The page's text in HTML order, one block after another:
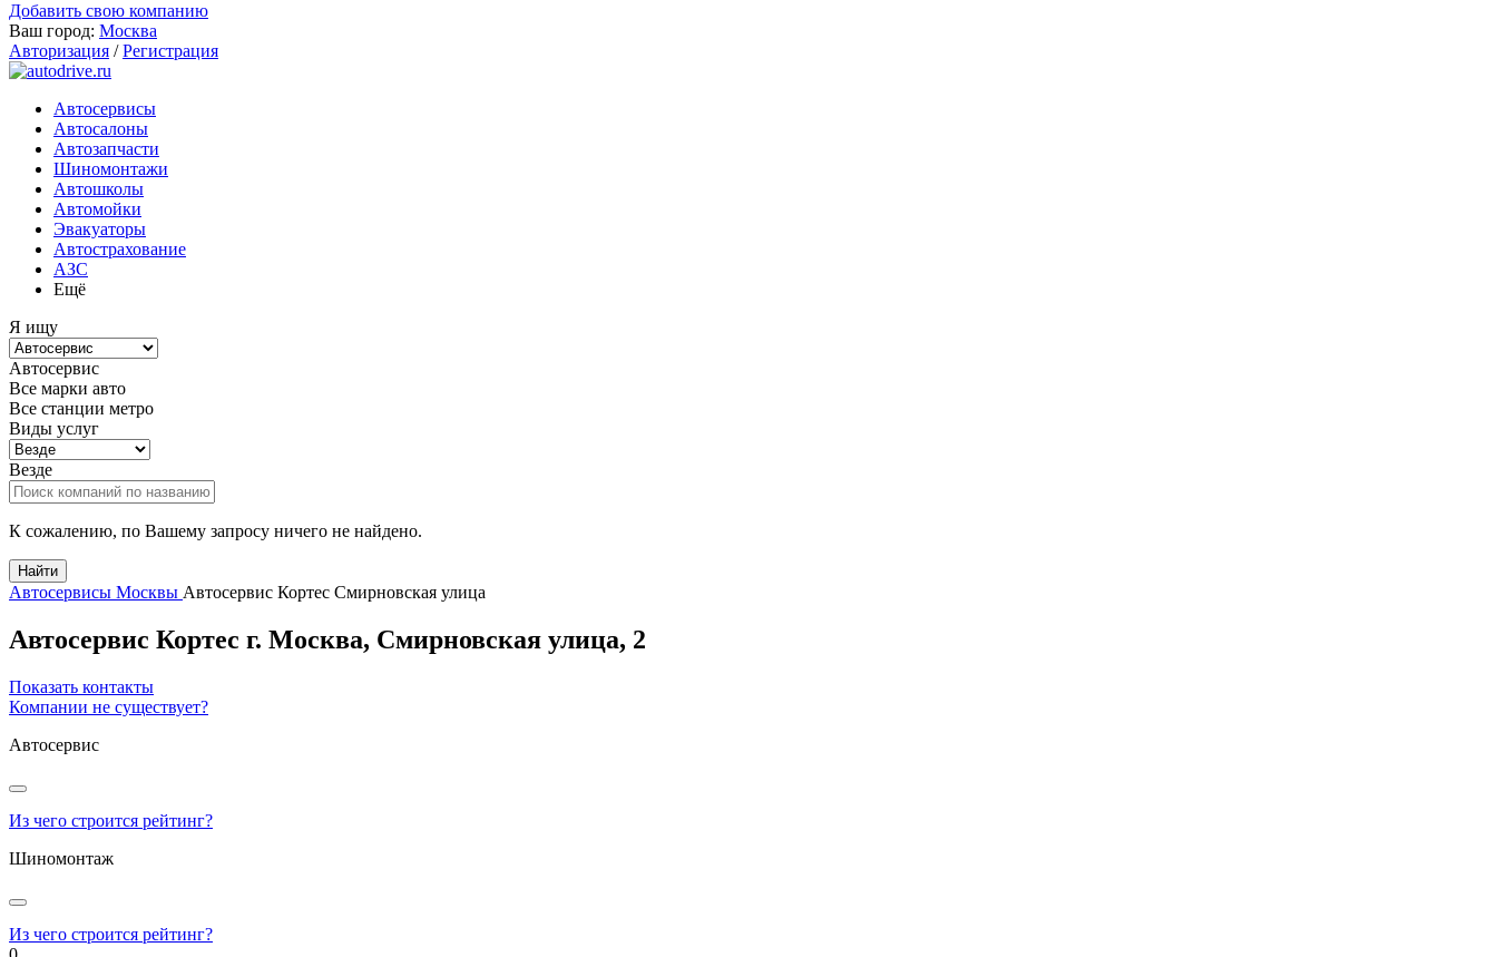
Добавить свою компанию
Ваш город: Москва
Авторизация / Регистрация
Автосервисы
Автосалоны
Автозапчасти
Шиномонтажи
Автошколы
Автомойки
Эвакуаторы
Автострахование
АЗС
Ещё
Я ищу
Автосервис
Все марки авто
Все станции метро
Виды услуг
Везде
К сожалению, по Вашему запросу ничего не найдено.
Найти
Автосервисы Москвы Автосервис Кортес Смирновская улица
Автосервис Кортес г. Москва, Смирновская улица, 2
Показать контакты
Компании не существует?
Автосервис
Из чего строится рейтинг?
Шиномонтаж
Из чего строится рейтинг?